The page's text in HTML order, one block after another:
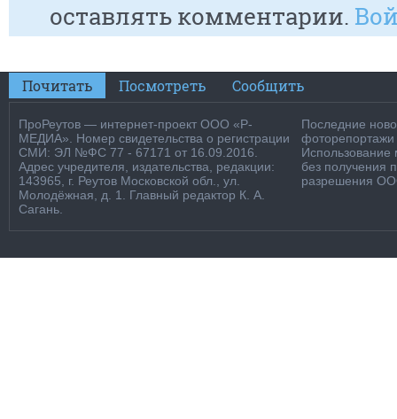
оставлять комментарии.
Почитать Посмотреть Сообщить
ПроРеутов — интернет-проект ООО «Р-
МЕДИА». Номер свидетельства о регистрации
СМИ: ЭЛ №ФС 77 - 67171 от 16.09.2016.
Адрес учредителя, издательства, редакции:
143965, г. Реутов Московской обл., ул.
Молодёжная, д. 1. Главный редактор К. А.
Сагань.
Последние
фоторепортажи
Использование
без получения
разрешения